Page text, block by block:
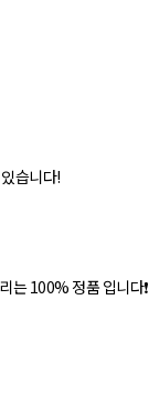
습니다!
는 100% 정품 입니다❗